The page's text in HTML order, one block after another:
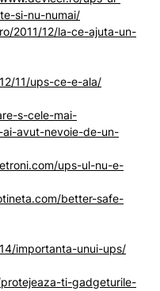
si-nu-numai/
2011/12/la-ce-ajuta-un-
11/ups-ce-e-ala/
s-cele-mai-
ai-avut-nevoie-de-un-
ups-ul-nu-e-
better-safe-
importanta-unui-ups/
ti-gadgeturile-